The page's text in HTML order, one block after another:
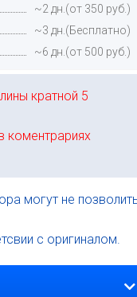
~2 дн.(от 350 руб.)
~3 дн.(Бесплатно)
~6 дн.(от 500 руб.)
кратной 5
коментрариях
могут не
с оригиналом.